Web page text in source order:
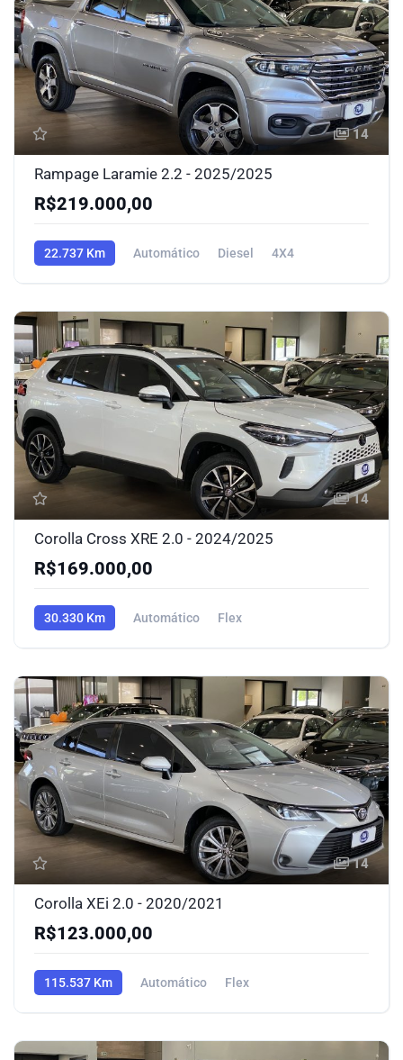
14
Rampage Laramie 2.2 - 2025/2025
R$219.000,00
22.737 Km Automático Diesel 4X4
14
Corolla Cross XRE 2.0 - 2024/2025
R$169.000,00
30.330 Km Automático Flex
14
Corolla XEi 2.0 - 2020/2021
R$123.000,00
115.537 Km Automático Flex